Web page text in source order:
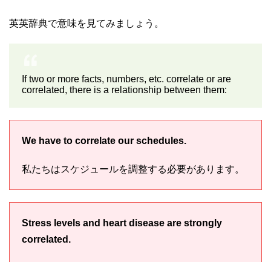
英英辞典で意味を見てみましょう。
If two or more facts, numbers, etc. correlate or are
correlated, there is a relationship between them:
We have to correlate our schedules.
私たちはスケジュールを調整する必要があります。
Stress levels and heart disease are strongly
correlated.